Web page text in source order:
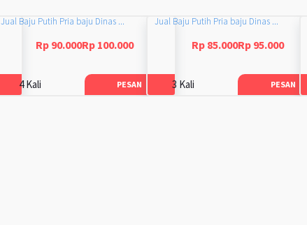
Jual Baju Putih Pria baju Dinas ...
Rp 90.000Rp 100.000
4 Kali PESAN
Jual Baju Putih Pria baju Dinas ...
Rp 85.000Rp 95.000
3 Kali PESAN